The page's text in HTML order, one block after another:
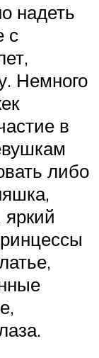
надеть
с
Немного
в
либо